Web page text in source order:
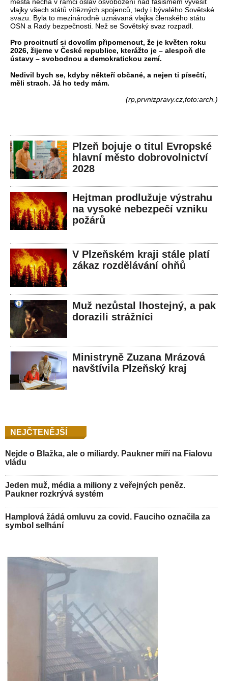
města nechá v rámci oslav osvobození nad fašismem vyvěsit
vlajky všech států vítězných spojenců, tedy i bývalého Sovětské
svazu. Byla to mezinárodně uznávaná vlajka členského státu
OSN a Rady bezpečnosti. Než se Sovětský svaz rozpadl.
Pro procitnutí si dovolím připomenout, že je květen roku
2026, žijeme v České republice, kterážto je – alespoň dle
ústavy – svobodnou a demokratickou zemí.
Nedivil bych se, kdyby někteří občané, a nejen ti písečtí,
měli strach. Já ho tedy mám.
(rp,prvnizpravy.cz,foto:arch.)
Plzeň bojuje o titul Evropské
hlavní město dobrovolnictví
2028
Hejtman prodlužuje výstrahu
na vysoké nebezpečí vzniku
požárů
V Plzeňském kraji stále platí
zákaz rozdělávání ohňů
Muž nezůstal lhostejný, a pak
dorazili strážníci
Ministryně Zuzana Mrázová
navštívila Plzeňský kraj
NEJČTENĚJŠÍ
Nejde o Blažka, ale o miliardy. Paukner míří na Fialovu
vládu
Jeden muž, média a miliony z veřejných peněz.
Paukner rozkrývá systém
Hamplová žádá omluvu za covid. Fauciho označila za
symbol selhání